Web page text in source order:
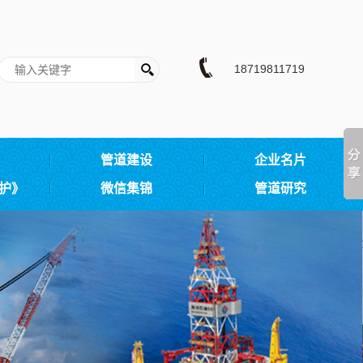
18719811719
管道建设 企业名片
》 微信集锦 管道研究